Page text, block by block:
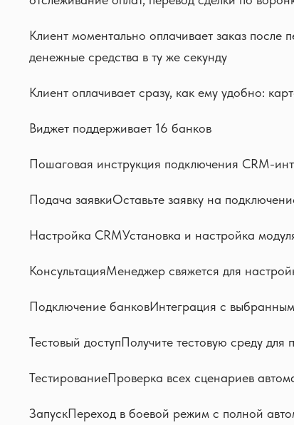
Клиент моментально оплачивает заказ после
денежные средства в ту же секунду
Клиент оплачивает сразу, как ему удобно:
Виджет поддерживает 16 банков
Пошаговая инструкция подключения CRM-
Подача заявкиОставьте заявку на
Настройка CRMУстановка и настройка
КонсультацияМенеджер свяжется для
Подключение банковИнтеграция с
Тестовый доступПолучите тестовую среду для
ТестированиеПроверка всех сценариев
ЗапускПереход в боевой режим с полной